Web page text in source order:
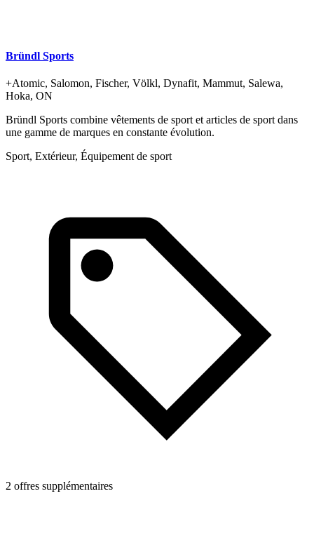
Bründl Sports
+Atomic, Salomon, Fischer, Völkl, Dynafit, Mammut, Salewa,
Hoka, ON
Bründl Sports combine vêtements de sport et articles de sport dans
une gamme de marques en constante évolution.
Sport, Extérieur, Équipement de sport
2 offres supplémentaires